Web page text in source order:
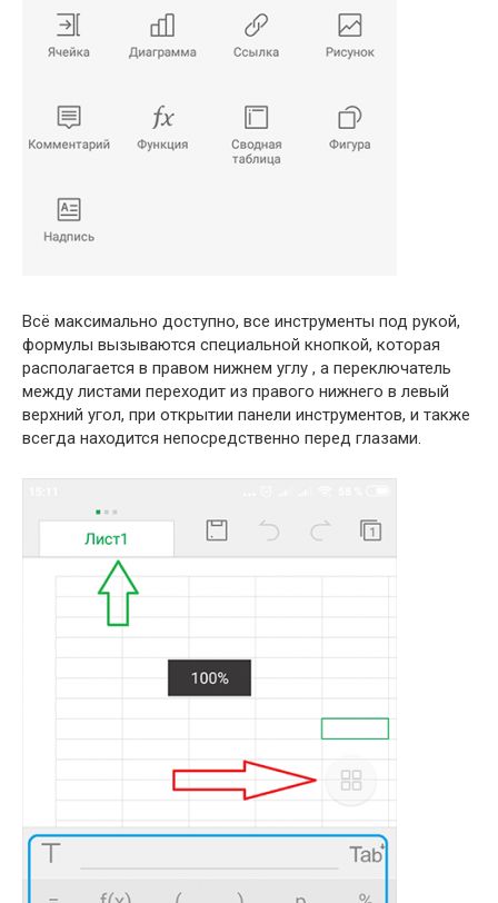
Всё максимально доступно, все инструменты под рукой,
формулы вызываются специальной кнопкой, которая
располагается в правом нижнем углу , а переключатель
между листами переходит из правого нижнего в левый
верхний угол, при открытии панели инструментов, и также
всегда находится непосредственно перед глазами.